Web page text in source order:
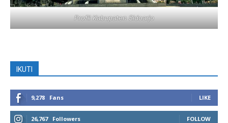
Profil Kabupaten Sidoarjo
IKUTI
9,278 Fans LIKE
26,767 Followers FOLLOW